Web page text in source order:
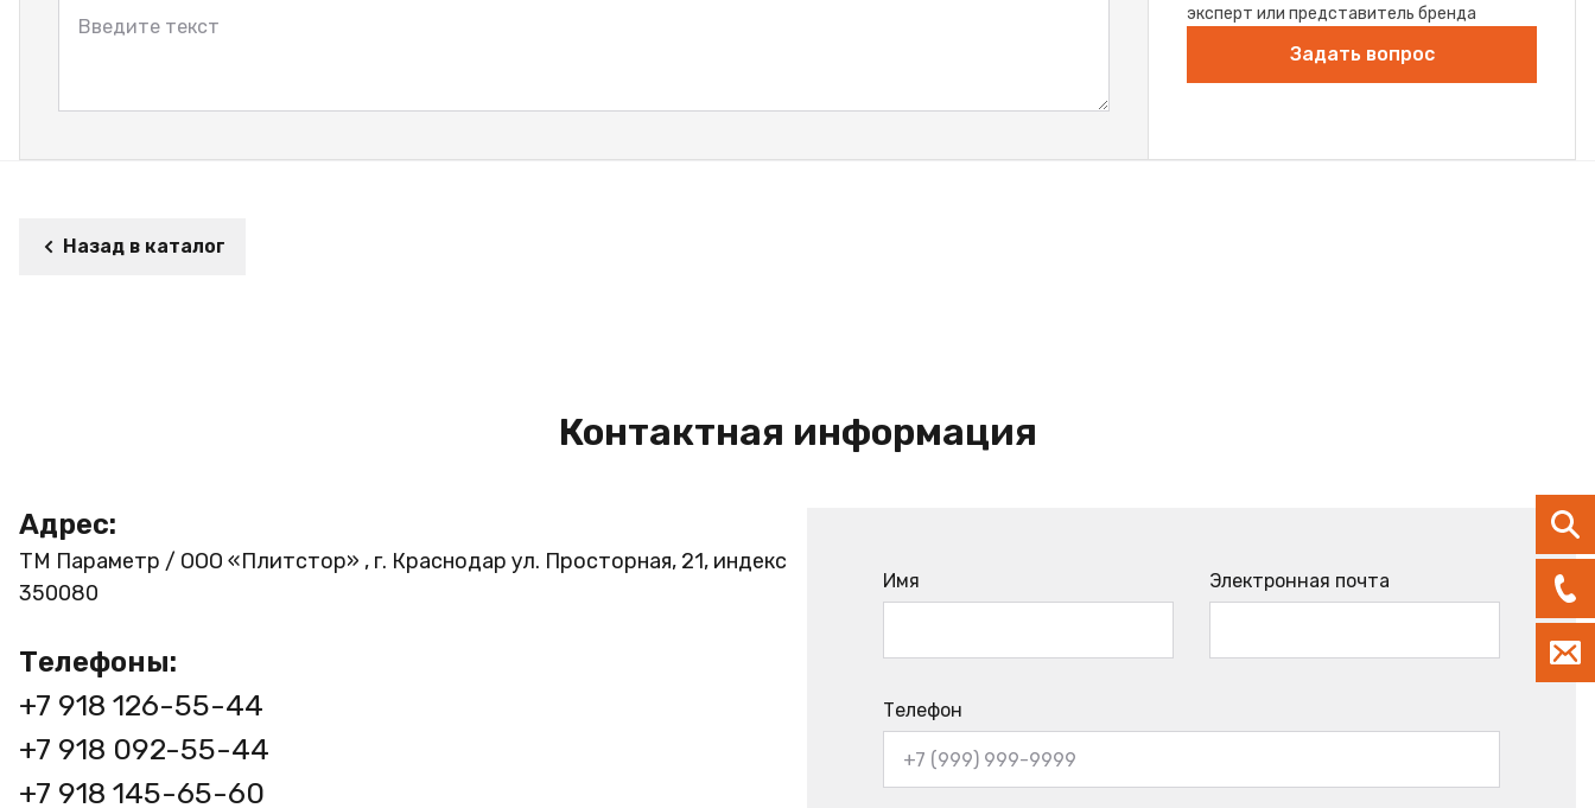
эксперт или представитель бренда
Задать вопрос
Назад в каталог
Контактная информация
Адрес:
ТМ Параметр / ООО «Плитстор» , г. Краснодар ул. Просторная, 21, индекс
350080
Телефоны:
+7 918 126-55-44
+7 918 092-55-44
+7 918 145-65-60
Имя Электронная почта
Телефон